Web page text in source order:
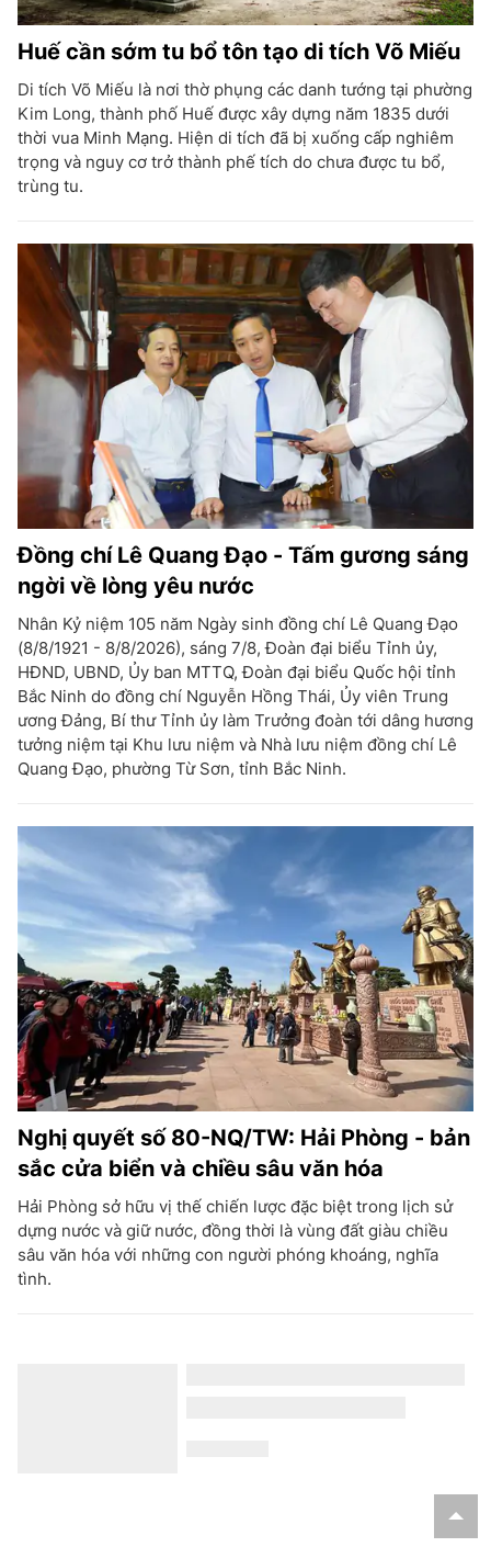
Huế cần sớm tu bổ tôn tạo di tích Võ Miếu
Di tích Võ Miếu là nơi thờ phụng các danh tướng tại phường
Kim Long, thành phố Huế được xây dựng năm 1835 dưới
thời vua Minh Mạng. Hiện di tích đã bị xuống cấp nghiêm
trọng và nguy cơ trở thành phế tích do chưa được tu bổ,
trùng tu.
Đồng chí Lê Quang Đạo - Tấm gương sáng
ngời về lòng yêu nước
Nhân Kỷ niệm 105 năm Ngày sinh đồng chí Lê Quang Đạo
(8/8/1921 - 8/8/2026), sáng 7/8, Đoàn đại biểu Tỉnh ủy,
HĐND, UBND, Ủy ban MTTQ, Đoàn đại biểu Quốc hội tỉnh
Bắc Ninh do đồng chí Nguyễn Hồng Thái, Ủy viên Trung
ương Đảng, Bí thư Tỉnh ủy làm Trưởng đoàn tới dâng hương
tưởng niệm tại Khu lưu niệm và Nhà lưu niệm đồng chí Lê
Quang Đạo, phường Từ Sơn, tỉnh Bắc Ninh.
Nghị quyết số 80-NQ/TW: Hải Phòng - bản
sắc cửa biển và chiều sâu văn hóa
Hải Phòng sở hữu vị thế chiến lược đặc biệt trong lịch sử
dựng nước và giữ nước, đồng thời là vùng đất giàu chiều
sâu văn hóa với những con người phóng khoáng, nghĩa
tình.